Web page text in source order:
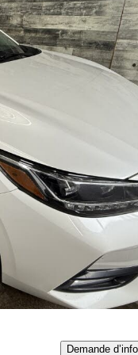
Bonne
Demande d’info